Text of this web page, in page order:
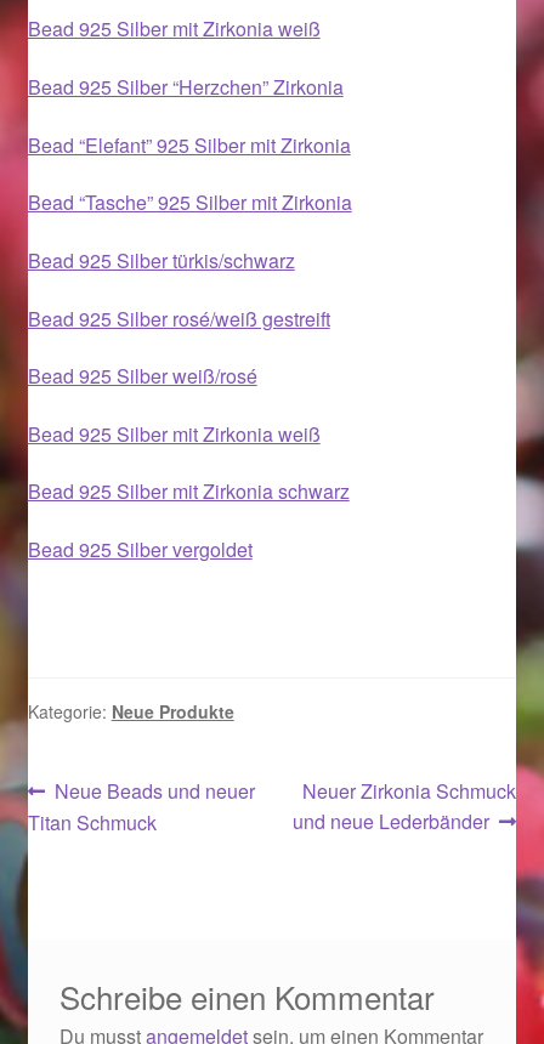
Impressum
Liefer- und Versandkosten
Magisches und Festliches zu Halloween
Magisches und Festliches zu Halloween
Magisches und Festliches zu Halloween 2021
Magisches und Festliches zu Halloween 2022
Ostergeschenke finden für Ostern 2015
Ostergeschenke finden für Ostern 2017
Ostergeschenke finden für Ostern 2018
Bead 925 Silber mit Zirkonia weiß
Bead 925 Silber “Herzchen” Zirkonia
Bead “Elefant” 925 Silber mit Zirkonia
Bead “Tasche” 925 Silber mit Zirkonia
Bead 925 Silber türkis/schwarz
Bead 925 Silber rosé/weiß gestreift
Bead 925 Silber weiß/rosé
Bead 925 Silber mit Zirkonia weiß
Bead 925 Silber mit Zirkonia schwarz
Bead 925 Silber vergoldet
Kategorie: Neue Produkte
Beitragsnavigation
Vorheriger
Beitrag:
Neue Beads und neuer
Titan Schmuck
Nächster
Beitrag:
Neuer Zirkonia Schmuck
und neue Lederbänder
Schreibe einen Kommentar
Du musstangemeldetsein, um einen Kommentar